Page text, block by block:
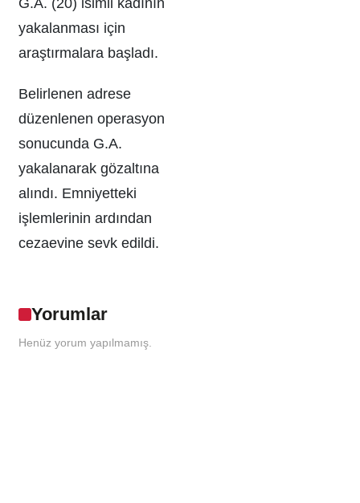
G.A. (20) isimli kadının
yakalanması için
araştırmalara başladı.
Belirlenen adrese
düzenlenen operasyon
sonucunda G.A.
yakalanarak gözaltına
alındı. Emniyetteki
işlemlerinin ardından
cezaevine sevk edildi.
Yorumlar
Henüz yorum yapılmamış.